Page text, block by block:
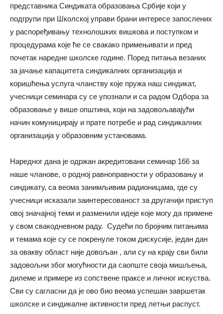
представника Синдиката образовања Србије који у
подгрупи при Школској управи брани интересе запослених
у распоређивању технолошких вишкова и поступком и
процедурама које ће се свакако примењивати и пред
почетак наредне школске године. Поред питања везаних
за јачање капацитета синдикалних организација и
коришћења услуга чланству које пружа наш синдикат,
учесници семинара су се упознали и са радом Одбора за
образовање у више општина, који на задовољавајући
начин комуницирају и прате потребе и рад синдикалних
организација у образовним установама.
Наредног дана је одржан акредитовани семинар 166 за
наше чланове, о родној равноправности у образовању и
синдикату, са веома занимљивим радионицама, где су
учесници исказали заинтересованост за другачији приступ
овој значајној теми и разменили идеје које могу да примене
у свом свакодневном раду. Судећи по бројним питањима
и темама које су се покренуле током дискусије, један дан
за овакву област није довољан , али су на крају сви били
задовољни због могућности да саопште своја мишљења,
дилеме и примере из сопствене праксе и личног искуства.
Сви су сагласни да је ово био веома успешан завршетак
школске и синдикалне активности пред летњи распуст.